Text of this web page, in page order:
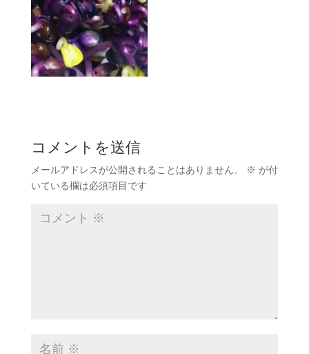
コメントを送信
メールアドレスが公開されることはありません。 ※ が付
いている欄は必須項目です